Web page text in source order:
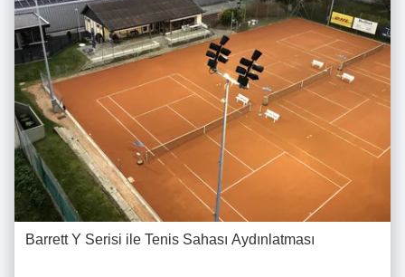
Barrett Y Serisi ile Tenis Sahası Aydınlatması